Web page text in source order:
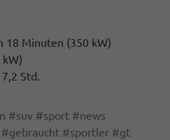
18 Minuten (350 kW)
kW)
Std.
#suv #sport #news
#gebraucht #sportler #gt